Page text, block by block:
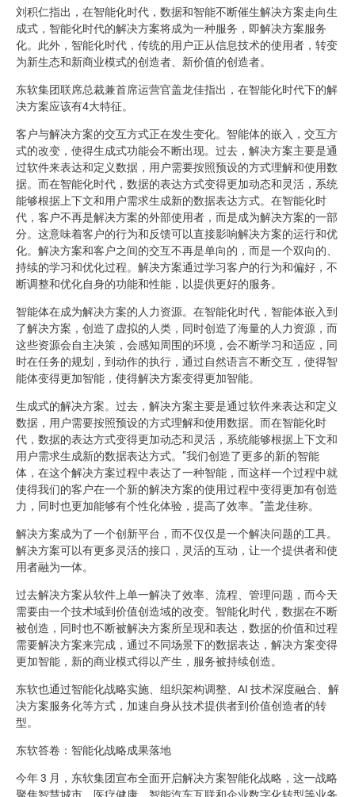
刘积仁指出，在智能化时代，数据和智能不断催生解决方案走向生
成式，智能化时代的解决方案将成为一种服务，即解决方案服务
化。此外，智能化时代，传统的用户正从信息技术的使用者，转变
为新生态和新商业模式的创造者、新价值的创造者。
东软集团联席总裁兼首席运营官盖龙佳指出，在智能化时代下的解
决方案应该有4大特征。
客户与解决方案的交互方式正在发生变化。智能体的嵌入，交互方
式的改变，使得生成式功能会不断出现。过去，解决方案主要是通
过软件来表达和定义数据，用户需要按照预设的方式理解和使用数
据。而在智能化时代，数据的表达方式变得更加动态和灵活，系统
能够根据上下文和用户需求生成新的数据表达方式。在智能化时
代，客户不再是解决方案的外部使用者，而是成为解决方案的一部
分。这意味着客户的行为和反馈可以直接影响解决方案的运行和优
化。解决方案和客户之间的交互不再是单向的，而是一个双向的、
持续的学习和优化过程。解决方案通过学习客户的行为和偏好，不
断调整和优化自身的功能和性能，以提供更好的服务。
智能体在成为解决方案的人力资源。在智能化时代，智能体嵌入到
了解决方案，创造了虚拟的人类，同时创造了海量的人力资源，而
这些资源会自主决策，会感知周围的环境，会不断学习和适应，同
时在任务的规划，到动作的执行，通过自然语言不断交互，使得智
能体变得更加智能，使得解决方案变得更加智能。
生成式的解决方案。过去，解决方案主要是通过软件来表达和定义
数据，用户需要按照预设的方式理解和使用数据。而在智能化时
代，数据的表达方式变得更加动态和灵活，系统能够根据上下文和
用户需求生成新的数据表达方式。”我们创造了更多的新的智能
体，在这个解决方案过程中表达了一种智能，而这样一个过程中就
使得我们的客户在一个新的解决方案的使用过程中变得更加有创造
力，同时也更加能够有个性化体验，提高了效率。”盖龙佳称。
解决方案成为了一个创新平台，而不仅仅是一个解决问题的工具。
解决方案可以有更多灵活的接口，灵活的互动，让一个提供者和使
用者融为一体。
过去解决方案从软件上单一解决了效率、流程、管理问题，而今天
需要由一个技术域到价值创造域的改变。智能化时代，数据在不断
被创造，同时也不断被解决方案所呈现和表达，数据的价值和过程
需要解决方案来完成，通过不同场景下的数据表达，解决方案变得
更加智能，新的商业模式得以产生，服务被持续创造。
东软也通过智能化战略实施、组织架构调整、AI 技术深度融合、解
决方案服务化等方式，加速自身从技术提供者到价值创造者的转
型。
东软答卷：智能化战略成果落地
今年 3 月，东软集团宣布全面开启解决方案智能化战略，这一战略